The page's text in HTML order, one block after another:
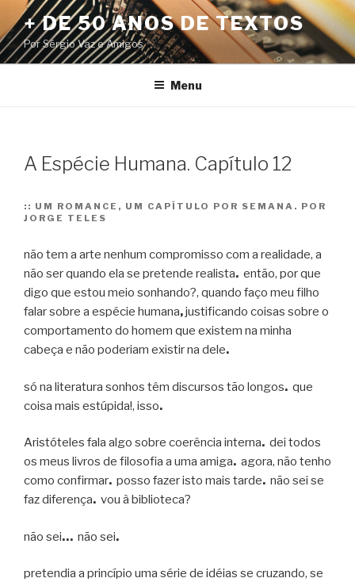
Pular
para
o
conteúdo
+ DE 50 ANOS DE TEXTOS
Por Sérgio Vaz e Amigos
Menu
A Espécie Humana. Capítulo 12
:: UM ROMANCE, UM CAPÍTULO POR SEMANA. POR
JORGE TELES
não tem a arte nenhum compromisso com a realidade, a
não ser quando ela se pretende realista. então, por que
digo que estou meio sonhando?, quando faço meu filho
falar sobre a espécie humana,justificando coisas sobre o
comportamento do homem que existem na minha
cabeça e não poderiam existir na dele.
só na literatura sonhos têm discursos tão longos. que
coisa mais estúpida!, isso.
Aristóteles fala algo sobre coerência interna. dei todos
os meus livros de filosofia a uma amiga. agora, não tenho
como confirmar. posso fazer isto mais tarde. não sei se
faz diferença. vou à biblioteca?
não sei… não sei.
pretendia a princípio uma série de idéias se cruzando, se